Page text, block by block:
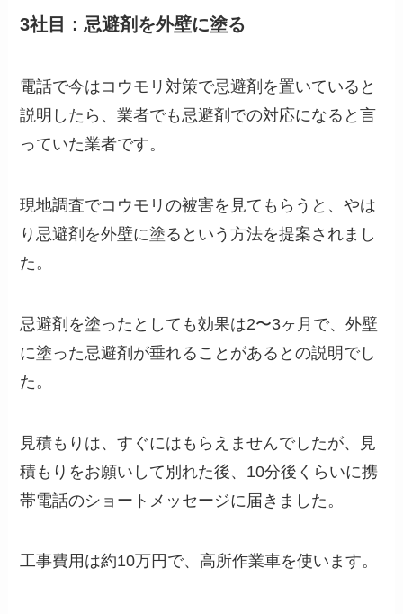
3社目：忌避剤を外壁に塗る
電話で今はコウモリ対策で忌避剤を置いていると
説明したら、業者でも忌避剤での対応になると言
っていた業者です。
現地調査でコウモリの被害を見てもらうと、やは
り忌避剤を外壁に塗るという方法を提案されまし
た。
忌避剤を塗ったとしても効果は2〜3ヶ月で、外壁
に塗った忌避剤が垂れることがあるとの説明でし
た。
見積もりは、すぐにはもらえませんでしたが、見
積もりをお願いして別れた後、10分後くらいに携
帯電話のショートメッセージに届きました。
工事費用は約10万円で、高所作業車を使います。